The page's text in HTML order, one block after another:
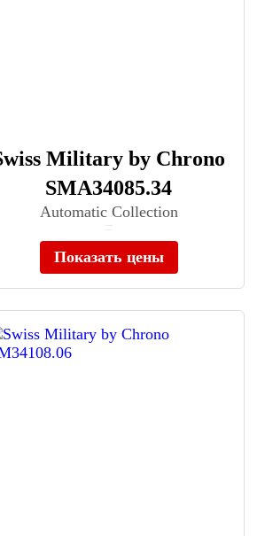
Military by Chrono
SMA34085.34
Automatic Collection
Показать цены